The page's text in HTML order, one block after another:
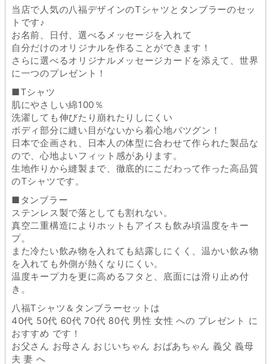
当店で人気の八福デザインのTシャツとタンブラーのセッ
トです♪
お名前、日付、選べるメッセージを入れて
自分だけのオリジナルを作ることができます！
さらに選べるオリジナルメッセージカードを添えて、世界
に一つのプレゼント！
■Tシャツ
肌にやさしい綿100％
洗濯しても伸びたり崩れたりしにくい
ボディ部分に縫い目がないから着心地バツグン！
日本で企画され、日本人の体型に合わせて作られた製品な
ので、心地よいフィット感があります。
生地作りから縫製まで、徹底的にこだわって作った高品質
のTシャツです。
■タンブラー
ステンレス製で落としても割れない。
真空二重構造によりホットもアイスも飲み頃温度をキー
プ。
また冷たい飲み物を入れても結露しにくく、温かい飲み物
を入れても外側が熱くなりにくい。
温度キープ力を更に高めるフタと、底面には滑り止め付
き。
八福Tシャツ＆タンブラーセットは
40代 50代 60代 70代 80代 男性 女性 への プレゼント に
おすすめ です！
お父さん お母さん おじいちゃん おばあちゃん 義父 義母
夫 妻 へ